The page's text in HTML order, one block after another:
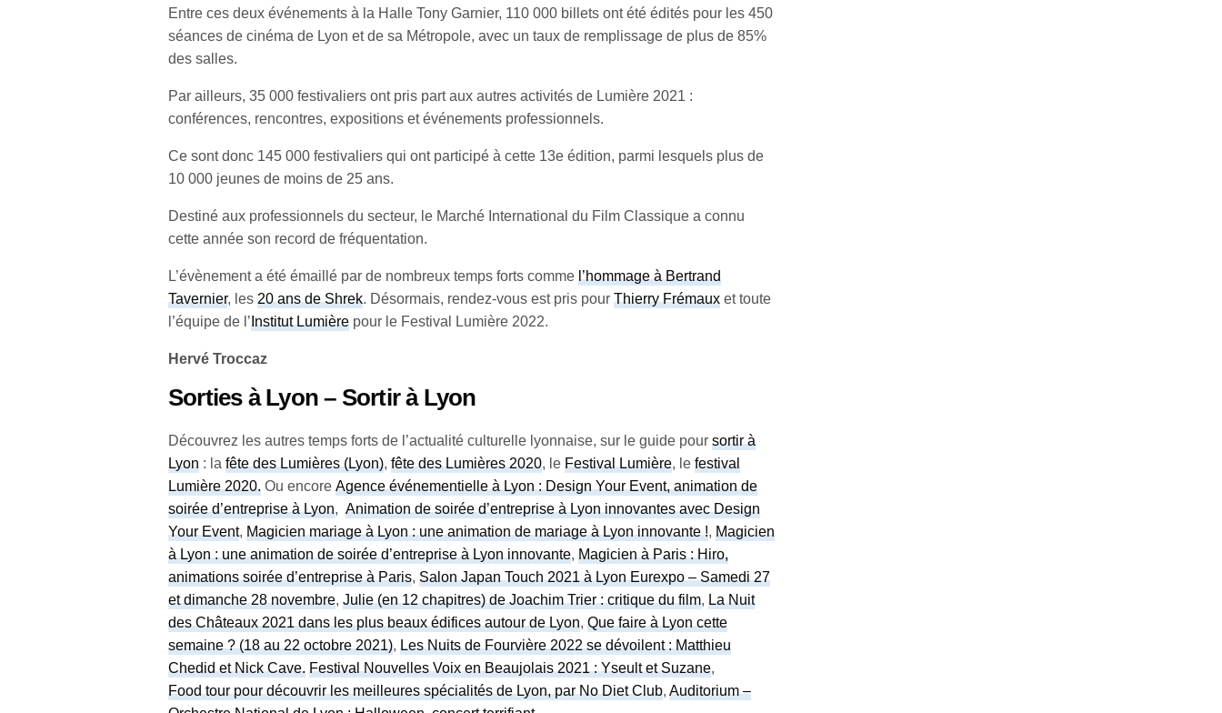
Entre ces deux événements à la Halle Tony Garnier, 110 000 billets ont été édités pour les 450
séances de cinéma de Lyon et de sa Métropole, avec un taux de remplissage de plus de 85%
des salles.
Par ailleurs, 35 000 festivaliers ont pris part aux autres activités de Lumière 2021 :
conférences, rencontres, expositions et événements professionnels.
Ce sont donc 145 000 festivaliers qui ont participé à cette 13e édition, parmi lesquels plus de
10 000 jeunes de moins de 25 ans.
Destiné aux professionnels du secteur, le Marché International du Film Classique a connu
cette année son record de fréquentation.
L’évènement a été émaillé par de nombreux temps forts commel’hommage à Bertrand
Tavernier, les20 ans de Shrek. Désormais, rendez-vous est pris pourThierry Frémaux et toute
l’équipe de l’Institut Lumière pour le Festival Lumière 2022.
Hervé Troccaz
Sorties à Lyon – Sortir à Lyon
Découvrez les autres temps forts de l’actualité culturelle lyonnaise, sur le guide poursortir à
Lyon : lafête des Lumières (Lyon),fête des Lumières 2020, leFestival Lumière, lefestival
Lumière 2020. Ou encoreAgence événementielle à Lyon : Design Your Event, animation de
soirée d’entreprise à Lyon,Animation de soirée d’entreprise à Lyon innovantes avec Design
Your Event,Magicien mariage à Lyon : une animation de mariage à Lyon innovante !,Magicien
à Lyon : une animation de soirée d’entreprise à Lyon innovante,Magicien à Paris : Hiro,
animations soirée d’entreprise à Paris,Salon Japan Touch 2021 à Lyon Eurexpo – Samedi 27
et dimanche 28 novembre,Julie (en 12 chapitres) de Joachim Trier : critique du film,La Nuit
des Châteaux 2021 dans les plus beaux édifices autour de Lyon,Que faire à Lyon cette
semaine ? (18 au 22 octobre 2021),Les Nuits de Fourvière 2022 se dévoilent : Matthieu
Chedid et Nick Cave. Festival Nouvelles Voix en Beaujolais 2021 : Yseult et Suzane,
Food tour pour découvrir les meilleures spécialités de Lyon, par No Diet Club,Auditorium –